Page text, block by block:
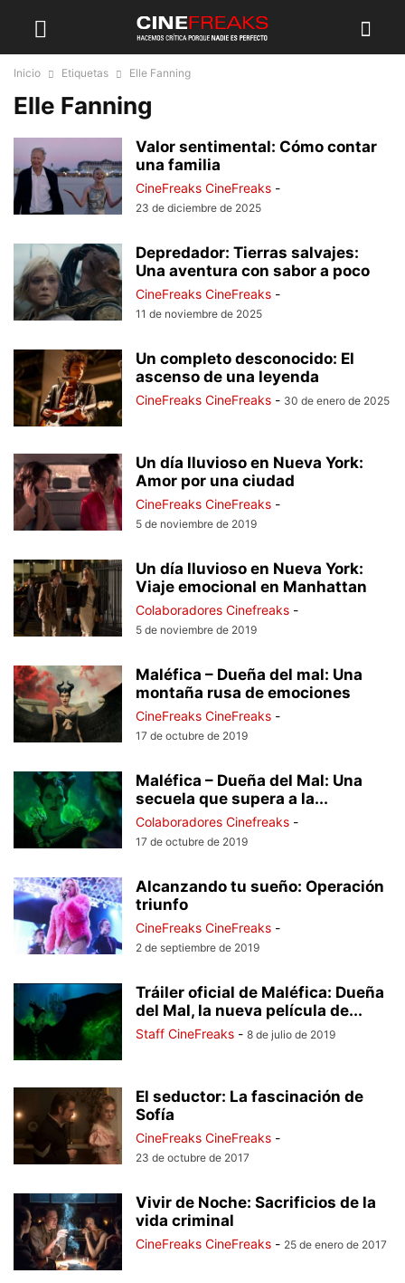
Inicio Etiquetas Elle Fanning
Elle Fanning
Valor sentimental: Cómo contar
una familia
CineFreaks CineFreaks -
23 de diciembre de 2025
Depredador: Tierras salvajes:
Una aventura con sabor a poco
CineFreaks CineFreaks -
11 de noviembre de 2025
Un completo desconocido: El
ascenso de una leyenda
CineFreaks CineFreaks - 30 de enero de 2025
Un día lluvioso en Nueva York:
Amor por una ciudad
CineFreaks CineFreaks -
5 de noviembre de 2019
Un día lluvioso en Nueva York:
Viaje emocional en Manhattan
Colaboradores Cinefreaks -
5 de noviembre de 2019
Maléfica – Dueña del mal: Una
montaña rusa de emociones
CineFreaks CineFreaks -
17 de octubre de 2019
Maléfica – Dueña del Mal: Una
secuela que supera a la...
Colaboradores Cinefreaks -
17 de octubre de 2019
Alcanzando tu sueño: Operación
triunfo
CineFreaks CineFreaks -
2 de septiembre de 2019
Tráiler oficial de Maléfica: Dueña
del Mal, la nueva película de...
Staff CineFreaks - 8 de julio de 2019
El seductor: La fascinación de
Sofía
CineFreaks CineFreaks -
23 de octubre de 2017
Vivir de Noche: Sacrificios de la
vida criminal
CineFreaks CineFreaks - 25 de enero de 2017